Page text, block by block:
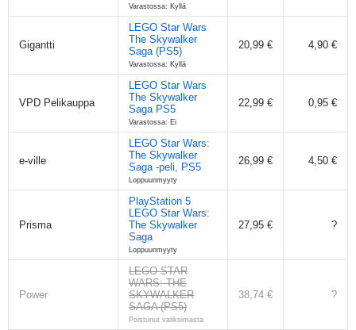
Varastossa: Kyllä
Gigantti
LEGO Star Wars
The Skywalker
Saga (PS5)
Varastossa: Kyllä
20,99 € 4,90 €
VPD Pelikauppa
LEGO Star Wars
The Skywalker
Saga PS5
Varastossa: Ei
22,99 € 0,95 €
e-ville
LEGO Star Wars:
The Skywalker
Saga -peli, PS5
Loppuunmyyty
26,99 € 4,50 €
Prisma
PlayStation 5
LEGO Star Wars:
The Skywalker
Saga
Loppuunmyyty
27,95 € ?
Power
LEGO STAR
WARS: THE
SKYWALKER
SAGA (PS5)
Poistunut valikoimasta
38,74 € ?